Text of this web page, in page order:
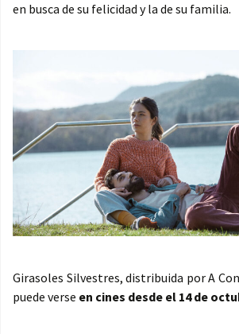
en busca de su felicidad y la de su familia.
Girasoles Silvestres, distribuida por A
puede verse en cines desde el 14 de